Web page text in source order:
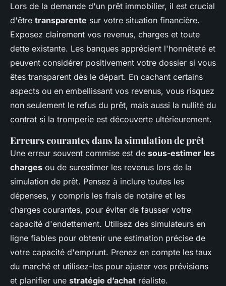
Lors de la demande d'un prêt immobilier, il est crucial
d'être transparente sur votre situation financière.
Exposez clairement vos revenus, charges et toute
dette existante. Les banques apprécient l'honnêteté et
peuvent considérer positivement votre dossier si vous
êtes transparent dès le départ. En cachant certains
aspects ou en embellissant vos revenus, vous risquez
non seulement le refus du prêt, mais aussi la nullité du
contrat si la tromperie est découverte ultérieurement.
Erreurs courantes dans la simulation de prêt
Une erreur souvent commise est de sous-estimer les
charges ou de surestimer les revenus lors de la
simulation de prêt. Pensez à inclure toutes les
dépenses, y compris les frais de notaire et les
charges courantes, pour éviter de fausser votre
capacité d'endettement. Utilisez des simulateurs en
ligne fiables pour obtenir une estimation précise de
votre capacité d'emprunt. Prenez en compte les taux
du marché et utilisez-les pour ajuster vos prévisions
et planifier une stratégie d’achat réaliste.